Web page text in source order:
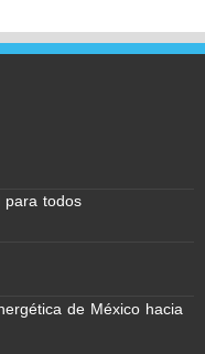
todos
de México hacia